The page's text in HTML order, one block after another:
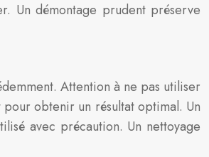
Un démontage prudent préserve
Attention à ne pas utiliser
obtenir un résultat optimal. Un
avec précaution. Un nettoyage